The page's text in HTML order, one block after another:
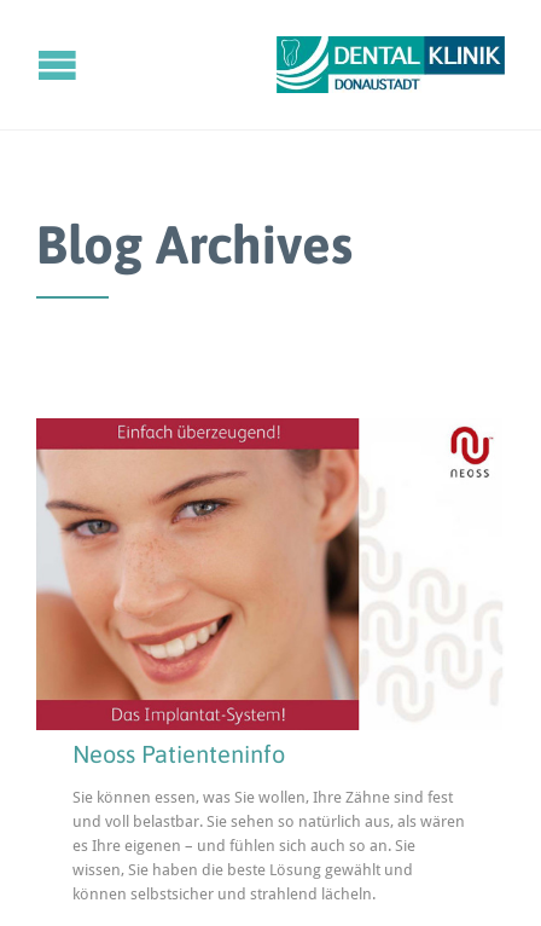
Blog Archives
Neoss Patienteninfo
Sie können essen, was Sie wollen, Ihre Zähne sind fest
und voll belastbar. Sie sehen so natürlich aus, als wären
es Ihre eigenen – und fühlen sich auch so an. Sie
wissen, Sie haben die beste Lösung gewählt und
können selbstsicher und strahlend lächeln.